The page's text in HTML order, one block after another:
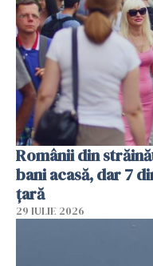
Românii din
bani acasă, dar 7
țară
29 IULIE 2026